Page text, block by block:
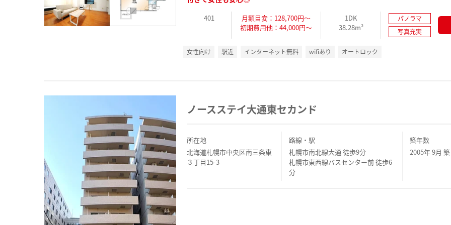
401
月額目安：128,700円～
初期費用他：44,000円～
1DK
38.28m²
パノラマ
写真充実
女性向け 駅近 インターネット無料 wifiあり オートロック
ノースステイ大通東セカンド
所在地
北海道札幌市中央区南三条東
３丁目15-3
路線・駅
札幌市南北線大通 徒歩9分
札幌市東西線バスセンター前 徒歩6
分
築年数
2005年 9月 築